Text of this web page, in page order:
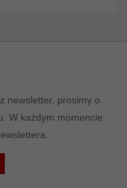
newsletter, prosimy o
W każdym momencie